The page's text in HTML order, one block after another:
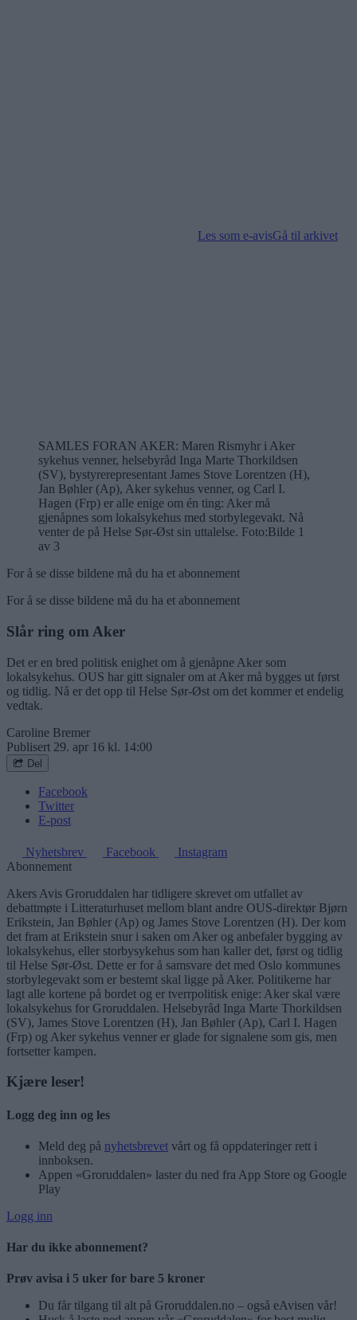
Les som e-avisGå til arkivet
SAMLES FORAN AKER: Maren Rismyhr i Aker
sykehus venner, helsebyråd Inga Marte Thorkildsen
(SV), bystyrerepresentant James Stove Lorentzen (H),
Jan Bøhler (Ap), Aker sykehus venner, og Carl I.
Hagen (Frp) er alle enige om én ting: Aker må
gjenåpnes som lokalsykehus med storbylegevakt. Nå
venter de på Helse Sør-Øst sin uttalelse. Foto:Bilde 1
av 3
For å se disse bildene må du ha et abonnement
For å se disse bildene må du ha et abonnement
Slår ring om Aker
Det er en bred politisk enighet om å gjenåpne Aker som
lokalsykehus. OUS har gitt signaler om at Aker må bygges ut først
og tidlig. Nå er det opp til Helse Sør-Øst om det kommer et endelig
vedtak.
Caroline Bremer
Publisert 29. apr 16 kl. 14:00
Del
Facebook
Twitter
E-post
Nyhetsbrev Facebook
Instagram
Abonnement
Akers Avis Groruddalen har tidligere skrevet om utfallet av
debattmøte i Litteraturhuset mellom blant andre OUS-direktør Bjørn
Erikstein, Jan Bøhler (Ap) og James Stove Lorentzen (H). Der kom
det fram at Erikstein snur i saken om Aker og anbefaler bygging av
lokalsykehus, eller storbysykehus som han kaller det, først og tidlig
til Helse Sør-Øst. Dette er for å samsvare det med Oslo kommunes
storbylegevakt som er bestemt skal ligge på Aker. Politikerne har
lagt alle kortene på bordet og er tverrpolitisk enige: Aker skal være
lokalsykehus for Groruddalen. Helsebyråd Inga Marte Thorkildsen
(SV), James Stove Lorentzen (H), Jan Bøhler (Ap), Carl I. Hagen
(Frp) og Aker sykehus venner er glade for signalene som gis, men
fortsetter kampen.
Kjære leser!
Logg deg inn og les
Meld deg på nyhetsbrevet vårt og få oppdateringer rett i
innboksen.
Appen «Groruddalen» laster du ned fra App Store og Google
Play
Logg inn
Har du ikke abonnement?
Prøv avisa i 5 uker for bare 5 kroner
Du får tilgang til alt på Groruddalen.no – også eAvisen vår!